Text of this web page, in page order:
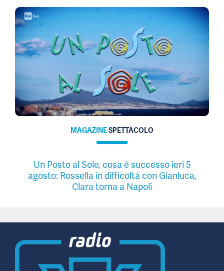
MAGAZINESPETTACOLO
Un Posto al Sole, cosa è successo ieri 5
agosto: Rossella in difficoltà con Gianluca,
Clara torna a Napoli